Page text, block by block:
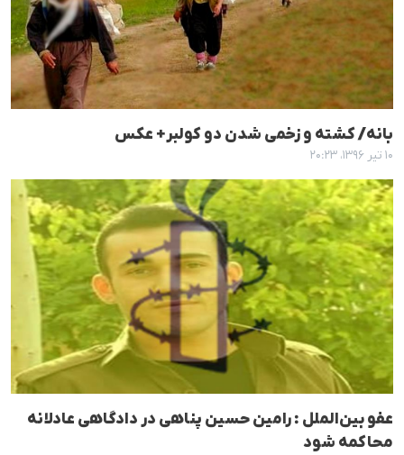
بانە/ کشتە و زخمی شدن دو کولبر+ عکس
۱۰ تیر ۱۳۹۶، ۲۰:۲۳
عفو بین‌الملل : رامین حسین پناهی در دادگاهی عادلانە
محاکمە شود